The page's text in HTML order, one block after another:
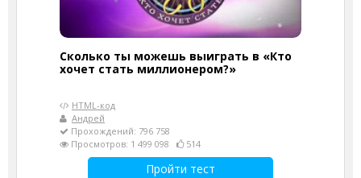
Сколько ты можешь выиграть в «Кто
хочет стать миллионером?»
HTML-код
Андрей
Прохождений: 796 758
Просмотров: 1 499 098
514
Пройти тест